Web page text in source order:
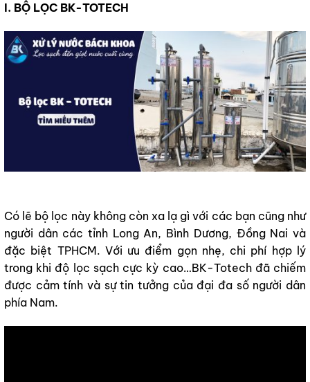
I. BỘ LỌC BK-TOTECH
Có lẽ bộ lọc này không còn xa lạ gì với các bạn cũng như
người dân các tỉnh Long An, Bình Dương, Đồng Nai và
đặc biệt TPHCM. Với ưu điểm gọn nhẹ, chi phí hợp lý
trong khi độ lọc sạch cực kỳ cao…BK-Totech đã chiếm
được cảm tính và sự tin tưởng của đại đa số người dân
phía Nam.